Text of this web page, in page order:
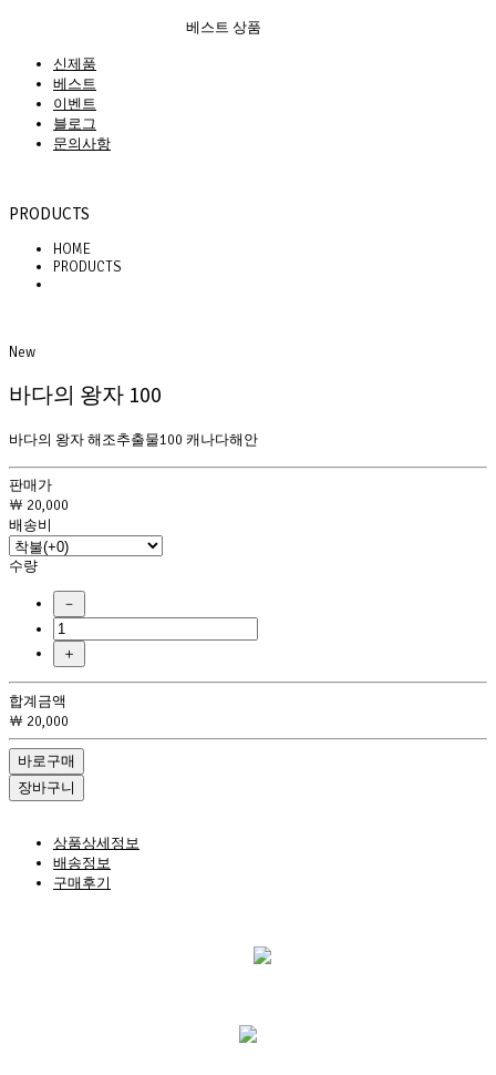
베스트 상품
신제품
베스트
이벤트
블로그
문의사항
PRODUCTS
HOME
PRODUCTS
New
바다의 왕자 100
바다의 왕자 해조추출물100 캐나다해안
판매가
￦ 20,000
배송비
수량
－
＋
합계금액
￦ 20,000
바로구매
장바구니
상품상세정보
배송정보
구매후기